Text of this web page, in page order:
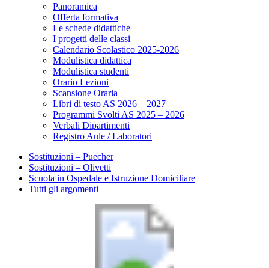
Panoramica
Offerta formativa
Le schede didattiche
I progetti delle classi
Calendario Scolastico 2025-2026
Modulistica didattica
Modulistica studenti
Orario Lezioni
Scansione Oraria
Libri di testo AS 2026 – 2027
Programmi Svolti AS 2025 – 2026
Verbali Dipartimenti
Registro Aule / Laboratori
Sostituzioni – Puecher
Sostituzioni – Olivetti
Scuola in Ospedale e Istruzione Domiciliare
Tutti gli argomenti